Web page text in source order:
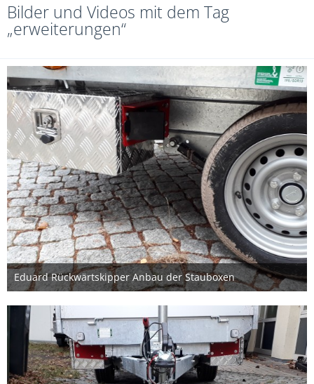
Bilder und Videos mit dem Tag
„erweiterungen“
Eduard Rückwärtskipper Anbau der Stauboxen
20. Dezember 2020